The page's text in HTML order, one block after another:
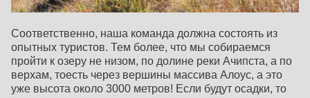
Соответственно, наша команда должна состоять из
опытных туристов. Тем более, что мы собираемся
пройти к озеру не низом, по долине реки Ачипста, а по
верхам, тоесть через вершины массива Алоус, а это
уже высота около 3000 метров! Если будут осадки, то